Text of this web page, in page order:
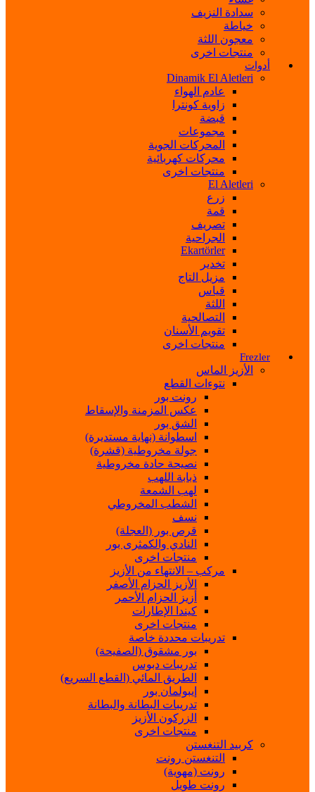
سدادة النزيف
خياطة
معجون اللثة
منتجات اخرى
أدوات
Dinamik El Aletleri
عادم الهواء
زاوية كونترا
قبضة
مجموعات
المحركات الجوية
محركات كهربائية
منتجات اخرى
El Aletleri
زرع
قمة
تصريف
الجراحية
Ekartörler
تخدير
مزيل التاج
قياس
اللثة
التصالحية
تقويم الأسنان
منتجات اخرى
Frezler
الأزيز الماس
نتوءات القطع
رونت بور
عكس المزمنة والإسقاط
الشق بور
اسطوانة (نهاية مستديرة)
جولة مخروطية (قشرة)
نصيحة حادة مخروطية
ذبابة اللهب
لهب الشمعة
الشطب المخروطي
نسف
قرص بور (العجلة)
النادي والكمثرى بور
منتجات اخرى
مركب – الانتهاء من الأزيز
الأزيز الحزام الأصفر
أزيز الحزام الأحمر
كيندا الإطارات
منتجات اخرى
تدريبات محددة خاصة
بور مشقوق (الصفيحة)
تدريبات دبوس
الطريق المائي (القطع السريع)
إيبولمان بور
تدريبات البطانة والبطانة
الزركون الأزيز
منتجات اخرى
كربيد التنغستن
التنغستن رونت
رونت (مهوية)
رونت طويل